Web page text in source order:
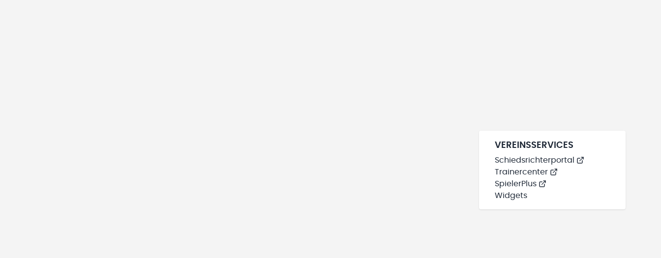
VEREINSSERVICES
Schiedsrichterportal
Trainercenter
SpielerPlus
Widgets